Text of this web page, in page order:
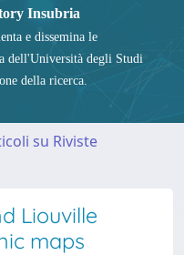
Insubria
e dissemina le
dell'Università degli Studi
della ricerca.
su Riviste
Liouville
maps